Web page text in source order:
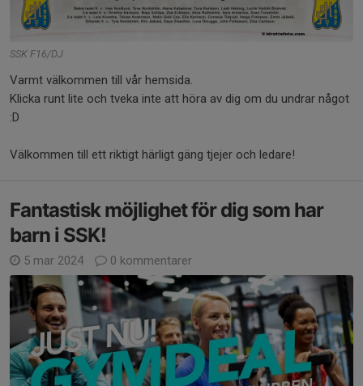
SSK F16/DJ
Varmt välkommen till vår hemsida.
Klicka runt lite och tveka inte att höra av dig om du undrar något
:D
Välkommen till ett riktigt härligt gäng tjejer och ledare!
Fantastisk möjlighet för dig som har
barn i SSK!
5 mar 2024 0 kommentarer